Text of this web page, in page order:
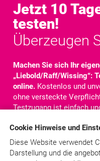
Cookie Hinweise und
Diese Website verwendet
Darstellung und die
Jetzt 10
testen!
Überzeugen
Machen Sie sich Ihr
„Liebold/Raff/Wissing“:
online. Kostenlos und
ohne versteckte
Testzugang ist einfach
Kommentar für10 Tage
Zugriff auf alle Texte,